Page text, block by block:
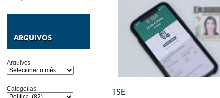
Arquivos
Categorias TSE